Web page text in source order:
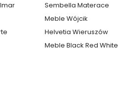
Sembella Materace
Meble Wójcik
Helvetia Wieruszów
Meble Black Red White